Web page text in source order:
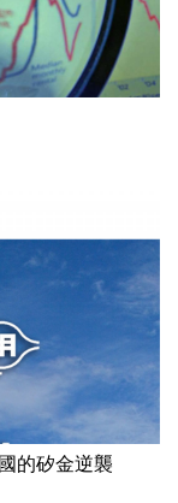
的矽金逆襲